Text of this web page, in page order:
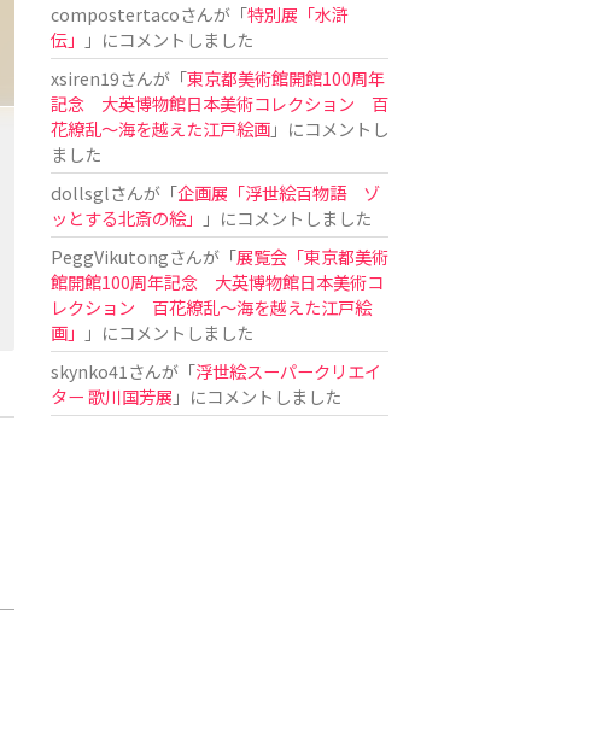
compostertacoさんが「特別展「水滸
伝」
」にコメントしました
xsiren19さんが「東京都美術館開館100周年
記念 大英博物館日本美術コレクション 百
花繚乱～海を越えた江戸絵画」にコメントし
ました
dollsglさんが「企画展「浮世絵百物語 ゾ
ッとする北斎の絵」
」にコメントしました
PeggVikutongさんが「展覧会「東京都美術
館開館100周年記念 大英博物館日本美術コ
レクション 百花繚乱〜海を越えた江戸絵
画」
」にコメントしました
skynko41 さんが「浮世絵スーパークリエイ
ター 歌川国芳展 」にコメントしました